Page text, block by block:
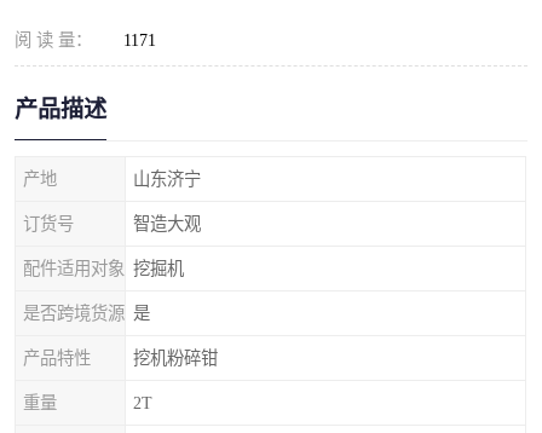
阅 读 量： 1171
产品描述
产地 山东济宁
订货号 智造大观
配件适用对象 挖掘机
是否跨境货源 是
产品特性 挖机粉碎钳
重量 2T